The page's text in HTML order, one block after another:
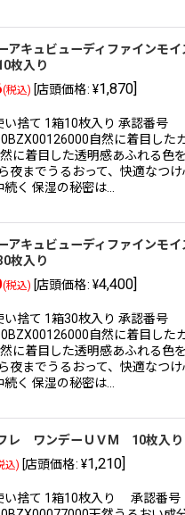
アキュビューディファインモイ
枚入り
(税込) [店頭価格: ¥1,870]
い捨て 1箱10枚入り 承認番号
自然に着目した
に着目した透明感あふれる色を
夜までうるおって、快適なつ
続く 保湿の秘密は…
アキュビューディファインモイ
枚入り
(税込) [店頭価格: ¥4,400]
い捨て 1箱30枚入り 承認番号
自然に着目した
に着目した透明感あふれる色を
夜までうるおって、快適なつ
続く 保湿の秘密は…
レ ワンデーＵＶM 10枚入り
込) [店頭価格: ¥1,210]
い捨て 1箱10枚入り 承認番号